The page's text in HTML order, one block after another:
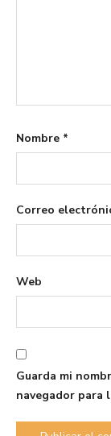
Nombre *
Correo
Web
Guarda mi
navegador para